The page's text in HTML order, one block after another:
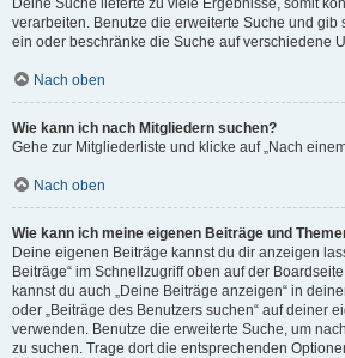
verarbeiten. Benutze die erweiterte Suche und gib
ein oder beschränke die Suche auf verschiedene
Nach oben
Wie kann ich nach Mitgliedern suchen?
Gehe zur Mitgliederliste und klicke auf „Nach
Nach oben
Wie kann ich meine eigenen Beiträge und
Deine eigenen Beiträge kannst du dir anzeigen
Beiträge“ im Schnellzugriff oben auf der
kannst du auch „Deine Beiträge anzeigen“ in
oder „Beiträge des Benutzers suchen“ auf deiner
verwenden. Benutze die erweiterte Suche, um
zu suchen. Trage dort die entsprechenden